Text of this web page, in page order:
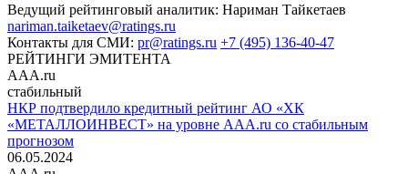
Ведущий рейтинговый аналитик: Нариман Тайкетаев
nariman.taiketaev@ratings.ru
Контакты для СМИ: pr@ratings.ru +7 (495) 136-40-47
РЕЙТИНГИ ЭМИТЕНТА
AAA.ru
стабильный
НКР подтвердило кредитный рейтинг АО «ХК
«МЕТАЛЛОИНВЕСТ» на уровне AAA.ru со стабильным
прогнозом
06.05.2024